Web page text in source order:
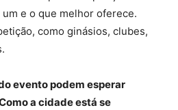
e o que melhor oferece.
como ginásios, clubes,
evento podem esperar
a cidade está se